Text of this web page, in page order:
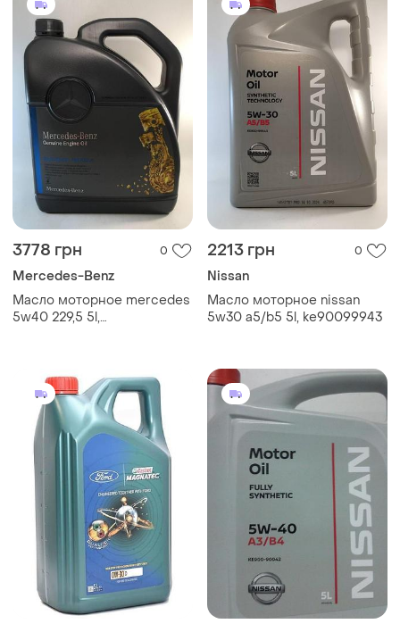
3778 грн 0
Mercedes-Benz
Масло моторное mercedes
5w40 229,5 5l,
2213 грн 0
Nissan
Масло моторное nissan
5w30 a5/b5 5l, ke90099943